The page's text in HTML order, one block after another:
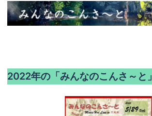
2022年の「みんなのこんさ～と」